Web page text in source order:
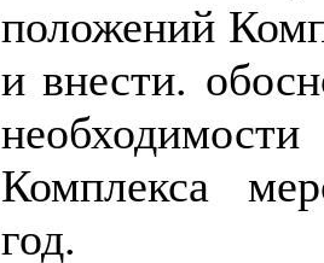
положений
и внести.
Комплекса
год.